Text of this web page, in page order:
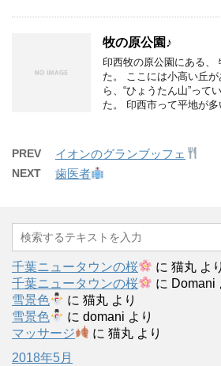
牧の原公園♪
印西牧の原公園にある、
た。 ここには小高い丘
ら、“ひょうたん山”って
た。 印西市って平地が
PREV イオンのグランブッフェ
NEXT 歯医者
千葉ニュータウンの桜 に猫丸 より
千葉ニュータウンの桜
に Domani
雪景色
に猫丸 より
雪景色
にdomani より
マッサージ
に猫丸 より
2018年5月